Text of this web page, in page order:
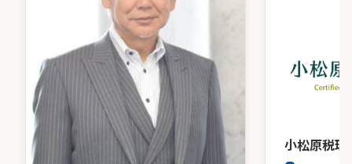
小松原税理